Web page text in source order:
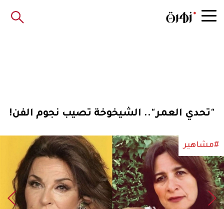
"تحدي العمر".. الشيخوخة تصيب نجوم الفن!
#مشاهير